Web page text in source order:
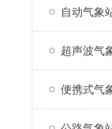
自动气象
超声波气
便携式气